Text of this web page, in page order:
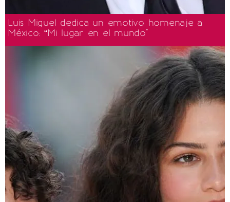
Luis Miguel dedica un emotivo homenaje a
México: “Mi lugar en el mundo"